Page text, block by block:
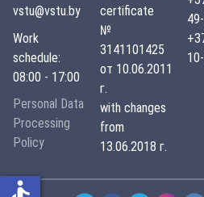
vstu@vstu.by
Work
schedule:
08:00 - 17:00
Personal Data
Processing
Policy
certificate
№
3141101425
от 10.06.2011
г.
with changes
from
13.06.2018 г.